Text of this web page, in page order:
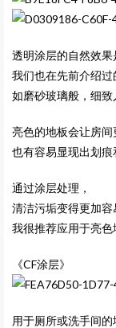
透明涂层的自然效果
我们也在先前介绍过
如磨砂玻璃般，细致
亮色的地板会让房
也有容易显现出划痕
通过涂层处理，
清洁污垢变得更加
我很推荐应用于亮色
《CF涂层》
用于厕所或洗手间